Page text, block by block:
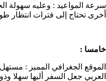
سرعة المواعيد : وعليه سهولة
أخرى تحتاج إلى فترات انتظار
خامسا :
الموقع الجغرافي المميز :
العربي جعل السفر أليها سهلا